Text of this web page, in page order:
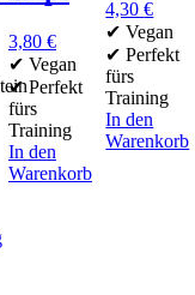
3,80 €
✔ Vegan
✔ Perfekt
fürs
Training
In den
Warenkorb
4,30€
✔ Vegan
✔ Perfekt
fürs
Training
In den
Warenkorb